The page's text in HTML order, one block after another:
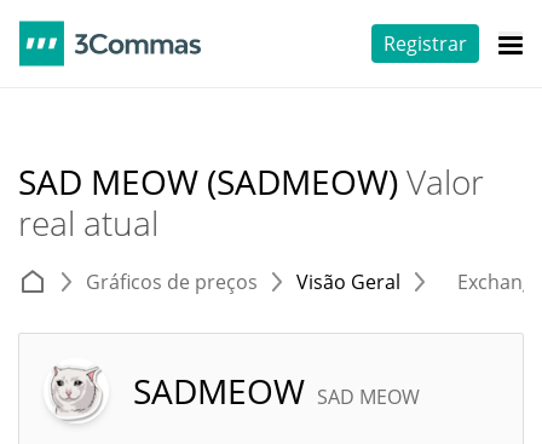
Registrar
SAD MEOW (SADMEOW)Valor
real atual
Gráficos de preços Visão Geral
SADMEOW SAD MEOW